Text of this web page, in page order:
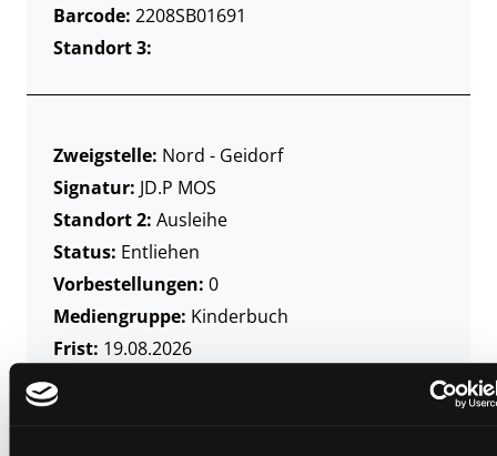
Barcode: 2208SB01691
Standort 3:
Zweigstelle: Nord - Geidorf
Signatur: JD.P MOS
Standort 2: Ausleihe
Status: Entliehen
Vorbestellungen: 0
Mediengruppe: Kinderbuch
Frist: 19.08.2026
Barcode: